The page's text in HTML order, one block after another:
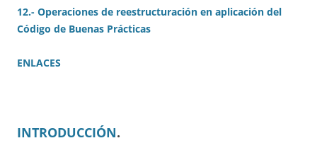
12.- Operaciones de reestructuración en aplicación del
Código de Buenas Prácticas
ENLACES
INTRODUCCIÓN.